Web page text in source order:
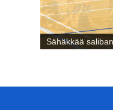
Sähäkkää